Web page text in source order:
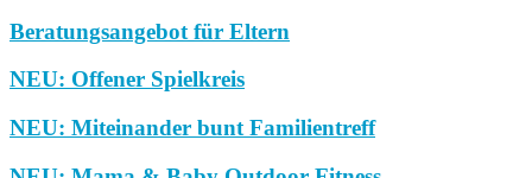
Beratungsangebot für Eltern
NEU: Offener Spielkreis
NEU: Miteinander bunt Familientreff